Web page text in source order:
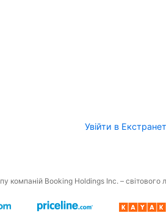
Увійти в Екстранет
компаній Booking Holdings Inc. – світового